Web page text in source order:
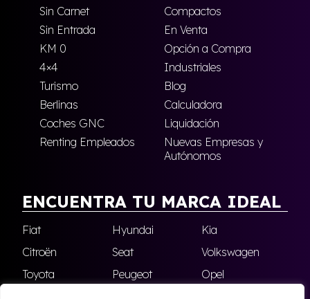
Sin Carnet
Compactos
Sin Entrada
En Venta
KM 0
Opción a Compra
4×4
Industriales
Turismo
Blog
Berlinas
Calculadora
Coches GNC
Liquidación
Renting Empleados
Nuevas Empresas y
Autónomos
ENCUENTRA TU MARCA IDEAL
Fiat Hyundai
Kia
Citroën
Seat
Volkswagen
Toyota
Peugeot
Opel